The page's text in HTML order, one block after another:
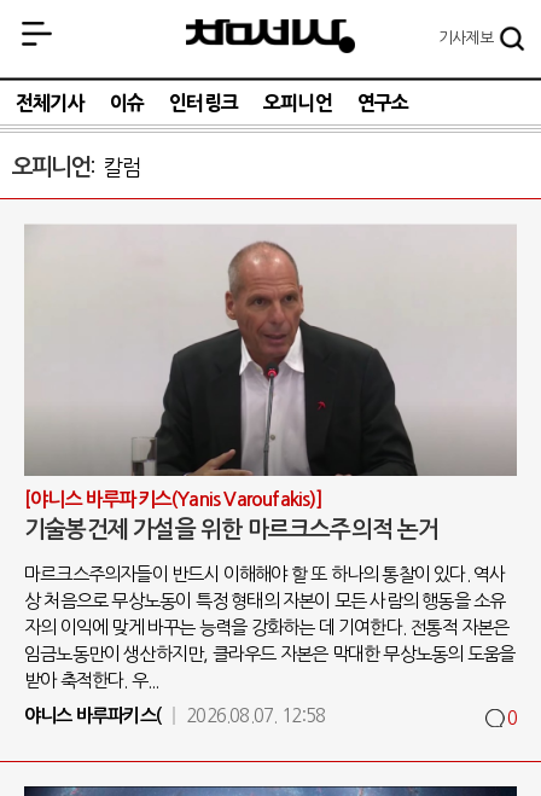
기사제보
전체기사 이슈 인터링크 오피니언 연구소
오피니언 칼럼
[야니스 바루파키스(Yanis Varoufakis)]
기술봉건제 가설을 위한 마르크스주의적 논거
마르크스주의자들이 반드시 이해해야 할 또 하나의 통찰이 있다. 역사
상 처음으로 무상노동이 특정 형태의 자본이 모든 사람의 행동을 소유
자의 이익에 맞게 바꾸는 능력을 강화하는 데 기여한다. 전통적 자본은
임금노동만이 생산하지만, 클라우드 자본은 막대한 무상노동의 도움을
받아 축적한다. 우...
야니스 바루파키스(
2026.08.07. 12:58 0